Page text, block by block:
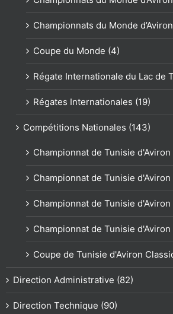
Championnats du Monde
Coupe du Monde (4)
Régate Internationale du Lac de
Régates Internationales (19)
Compétitions Nationales (143)
Championnat de Tunisie d'Aviron
Championnat de Tunisie d'Aviron
Championnat de Tunisie d'Aviron
Championnat de Tunisie d'Aviron
Coupe de Tunisie d'Aviron
Direction Administrative (82)
Direction Technique (90)